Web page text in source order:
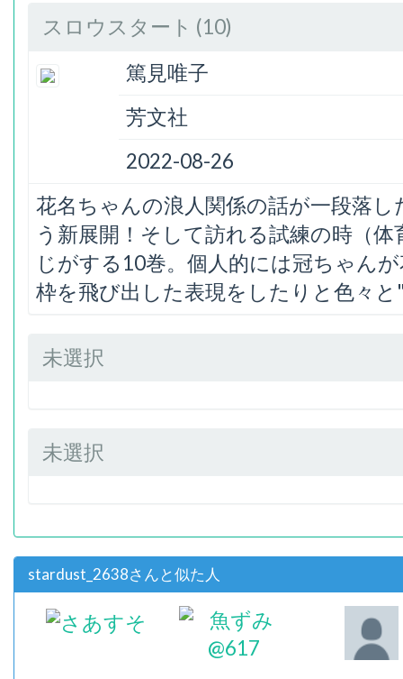
スロウスタート (10)
篤見唯子
芳文社
2022-08-26
花名ちゃんの浪人関係の話が一段落
う新展開！そして訪れる試練の時（
じがする10巻。個人的には冠ちゃん
枠を飛び出した表現をしたりと色々
未選択
未選択
stardust_2638さんと似た人